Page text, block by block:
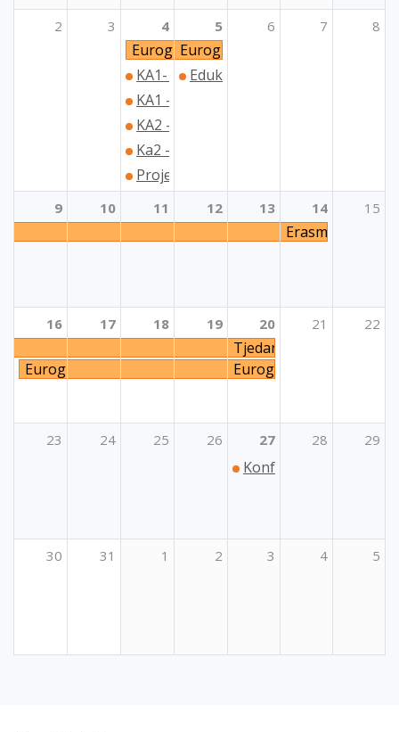
2 3 4
Euroguidance seminar za psihologe i
KA1- Mobilnost pojedinaca u području
KA1 - Aktivnosti uključivanja u okviru
KA2 - Suradnička partnerstva u
Ka2 - Mala partnerstva u području
Projekti solidarnosti
5
Euroguidance seminar za
Edukacija „Kako razvijati E+
6 7 8
9 10 11 12 13 14
Erasmus Days
15
16
Euroguidance: Tjedan online radionica iz područja
17 18 19 20
Tjedan online radionica
Euroguidance: Tjedan
21 22
23 24 25 26 27
Konferencija projekta
28 29
30 31 1 2 3 4 5